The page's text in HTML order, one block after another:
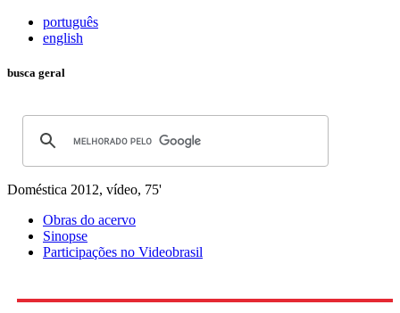
português
english
busca geral
Doméstica 2012, vídeo, 75'
Obras do acervo
Sinopse
Participações no Videobrasil